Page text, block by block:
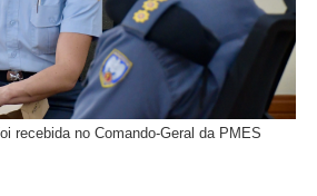
recebida no Comando-Geral da PMES